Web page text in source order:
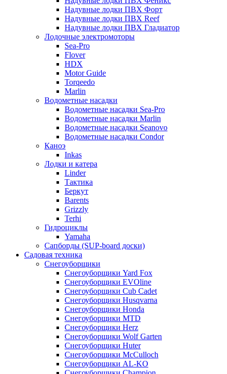
Надувные лодки ПВХ Форт
Надувные лодки ПВХ Reef
Надувные лодки ПВХ Гладиатор
Лодочные электромоторы
Sea-Pro
Flover
HDX
Motor Guide
Torqeedo
Marlin
Водометные насадки
Водометные насадки Sea-Pro
Водометные насадки Marlin
Водометные насадки Seanovo
Водометные насадки Condor
Каноэ
Inkas
Лодки и катера
Linder
Тактика
Беркут
Barents
Grizzly
Terhi
Гидроциклы
Yamaha
Сапборды (SUP-board доски)
Садовая техника
Снегоуборщики
Снегоуборщики Yard Fox
Снегоуборщики EVOline
Снегоуборщики Cub Cadet
Снегоуборщики Husqvarna
Снегоуборщики Honda
Снегоуборщики MTD
Снегоуборщики Herz
Снегоуборщики Wolf Garten
Снегоуборщики Huter
Снегоуборщики McCulloch
Снегоуборщики AL-KO